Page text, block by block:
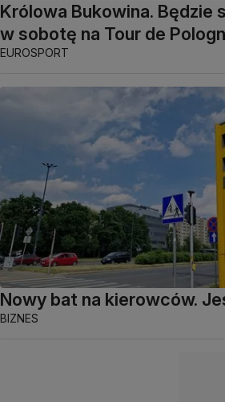
Królowa Bukowina. Będzie
w sobotę na Tour de
EUROSPORT
Nowy bat na kierowców.
BIZNES